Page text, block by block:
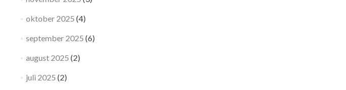
oktober 2025 (4)
september 2025 (6)
august 2025 (2)
juli 2025 (2)